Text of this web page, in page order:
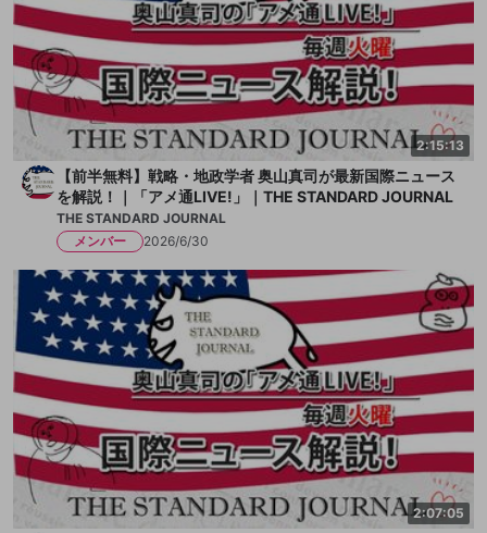
2:15:13
【前半無料】戦略・地政学者 奥山真司が最新国際ニュース
を解説！｜「アメ通LIVE!」｜THE STANDARD JOURNAL
THE STANDARD JOURNAL
メンバー
2026/6/30
2:07:05